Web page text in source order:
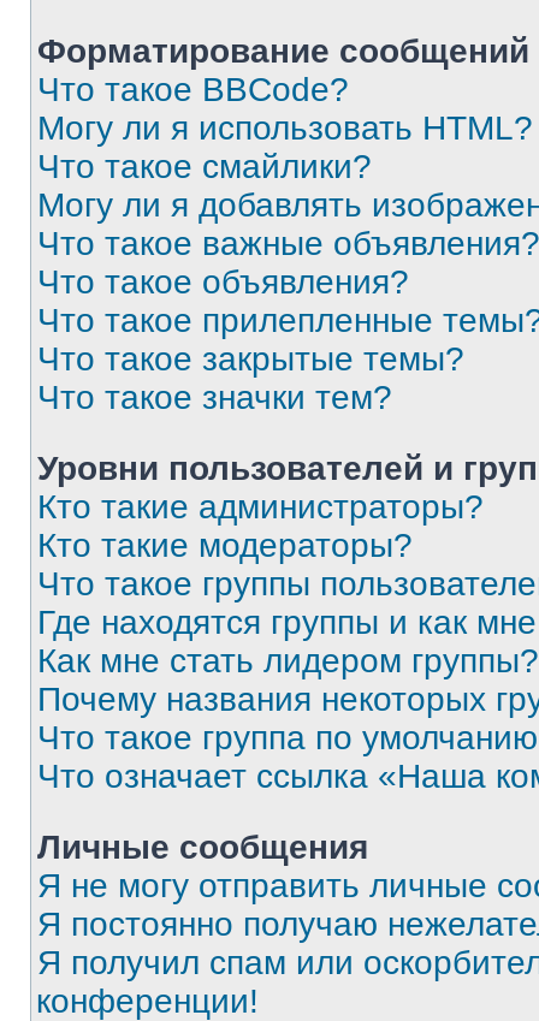
Форматирование
Что такое BBCode?
Могу ли я использовать HTML?
Что такое смайлики?
Могу ли я добавлять
Что такое важные объявления?
Что такое объявления?
Что такое прилепленные
Что такое закрытые темы?
Что такое значки тем?
Уровни пользователей и
Кто такие администраторы?
Кто такие модераторы?
Что такое группы
Где находятся группы и как
Как мне стать лидером группы?
Почему названия некоторых
Что такое группа по
Что означает ссылка «Наша
Личные сообщения
Я не могу отправить личные
Я постоянно получаю
Я получил спам или
конференции!